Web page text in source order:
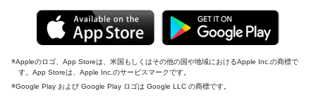
Appleのロゴ、App Storeは、米国もしくはその他の国や地域におけるApple Inc.の商標で
す。App Storeは、Apple Inc.のサービスマークです。
Google Play および Google Play ロゴは Google LLC の商標です。